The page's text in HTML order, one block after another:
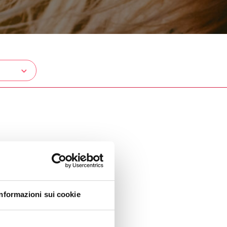
sui cookie